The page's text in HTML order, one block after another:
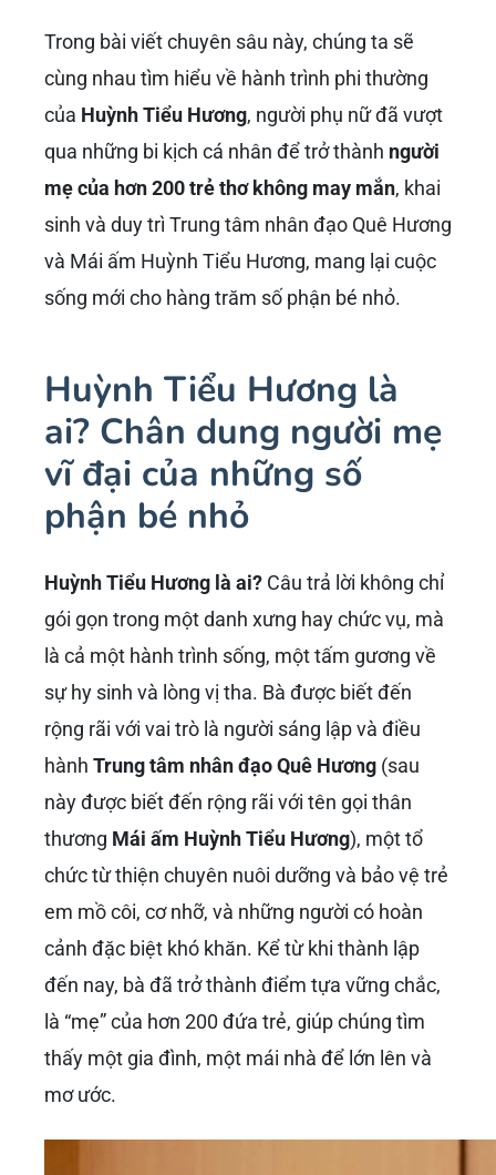
Trong bài viết chuyên sâu này, chúng ta sẽ
cùng nhau tìm hiểu về hành trình phi thường
của Huỳnh Tiểu Hương, người phụ nữ đã vượt
qua những bi kịch cá nhân để trở thành người
mẹ của hơn 200 trẻ thơ không may mắn, khai
sinh và duy trì Trung tâm nhân đạo Quê Hương
và Mái ấm Huỳnh Tiểu Hương, mang lại cuộc
sống mới cho hàng trăm số phận bé nhỏ.
Huỳnh Tiểu Hương là
ai? Chân dung người mẹ
vĩ đại của những số
phận bé nhỏ
Huỳnh Tiểu Hương là ai? Câu trả lời không chỉ
gói gọn trong một danh xưng hay chức vụ, mà
là cả một hành trình sống, một tấm gương về
sự hy sinh và lòng vị tha. Bà được biết đến
rộng rãi với vai trò là người sáng lập và điều
hành Trung tâm nhân đạo Quê Hương (sau
này được biết đến rộng rãi với tên gọi thân
thương Mái ấm Huỳnh Tiểu Hương), một tổ
chức từ thiện chuyên nuôi dưỡng và bảo vệ trẻ
em mồ côi, cơ nhỡ, và những người có hoàn
cảnh đặc biệt khó khăn. Kể từ khi thành lập
đến nay, bà đã trở thành điểm tựa vững chắc,
là “mẹ” của hơn 200 đứa trẻ, giúp chúng tìm
thấy một gia đình, một mái nhà để lớn lên và
mơ ước.